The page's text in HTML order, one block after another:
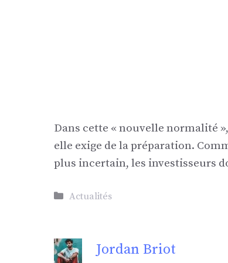
Dans cette « nouvelle normalité
elle exige de la préparation.
plus incertain, les investisseurs
Catégories
Actualités
Jordan Briot